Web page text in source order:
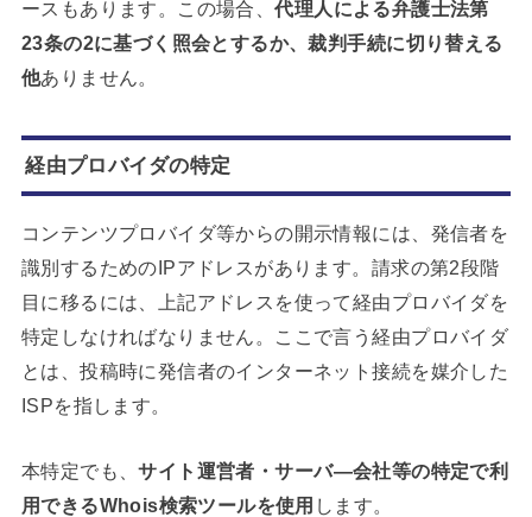
ースもあります。この場合、代理人による弁護士法第
23条の2に基づく照会とするか、裁判手続に切り替える
他ありません。
経由プロバイダの特定
コンテンツプロバイダ等からの開示情報には、発信者を
識別するためのIPアドレスがあります。請求の第2段階
目に移るには、上記アドレスを使って経由プロバイダを
特定しなければなりません。ここで言う経由プロバイダ
とは、投稿時に発信者のインターネット接続を媒介した
ISPを指します。
本特定でも、サイト運営者・サーバ―会社等の特定で利
用できるWhois検索ツールを使用 します。